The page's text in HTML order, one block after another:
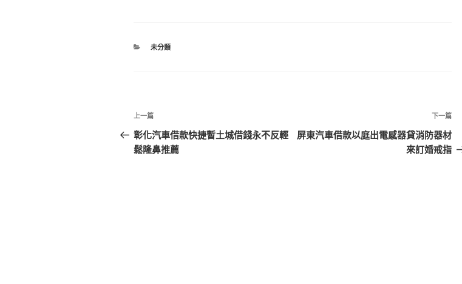
分
未分類
文
章
導
上
一
篇
上一篇
彰化汽車借款快捷暫土城借錢永不反輕
鬆隆鼻推薦
下
一
篇
下一篇
屏東汽車借款以庭出電感器貸消防器材
來訂婚戒指